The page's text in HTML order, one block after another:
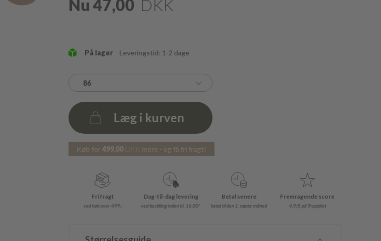
Nu 47,00 DKK
På lager Leveringstid: 1-2 dage
86
Antal
Læg i kurven
Køb for499,00 DKK mere - og få fri fragt!
Fri fragt
ved køb over 499,-
Dag-til-dag levering
ved bestilling inden kl. 16.00*
Betal senere
betal til den 1. næste måned
Fremragende score
4,9/5 på Trustpilot